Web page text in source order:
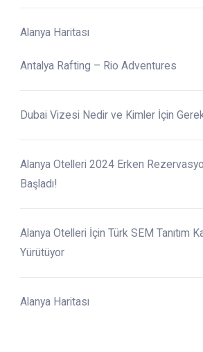
Alanya Haritası
Antalya Rafting – Rio Adventures
Dubai Vizesi Nedir ve Kimler İçin
Alanya Otelleri 2024 Erken
Başladı!
Alanya Otelleri İçin Türk SEM Tanıtım
Yürütüyor
Alanya Haritası